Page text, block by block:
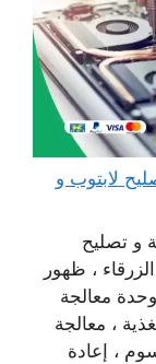
الضباعية 65511033 تصليح لابتوب و
و تصليح
، ظهور
معالجة
، معالجة
، إعادة